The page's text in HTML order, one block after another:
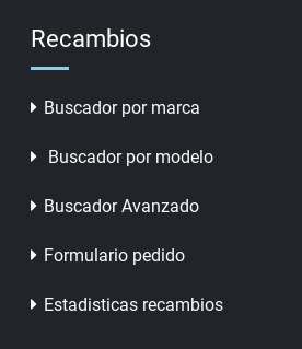
Recambios
Buscador por marca
Buscador por modelo
Buscador Avanzado
Formulario pedido
Estadisticas recambios